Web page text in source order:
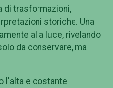
di trasformazioni,
storiche. Una
alla luce, rivelando
da conservare, ma
l'alta e costante